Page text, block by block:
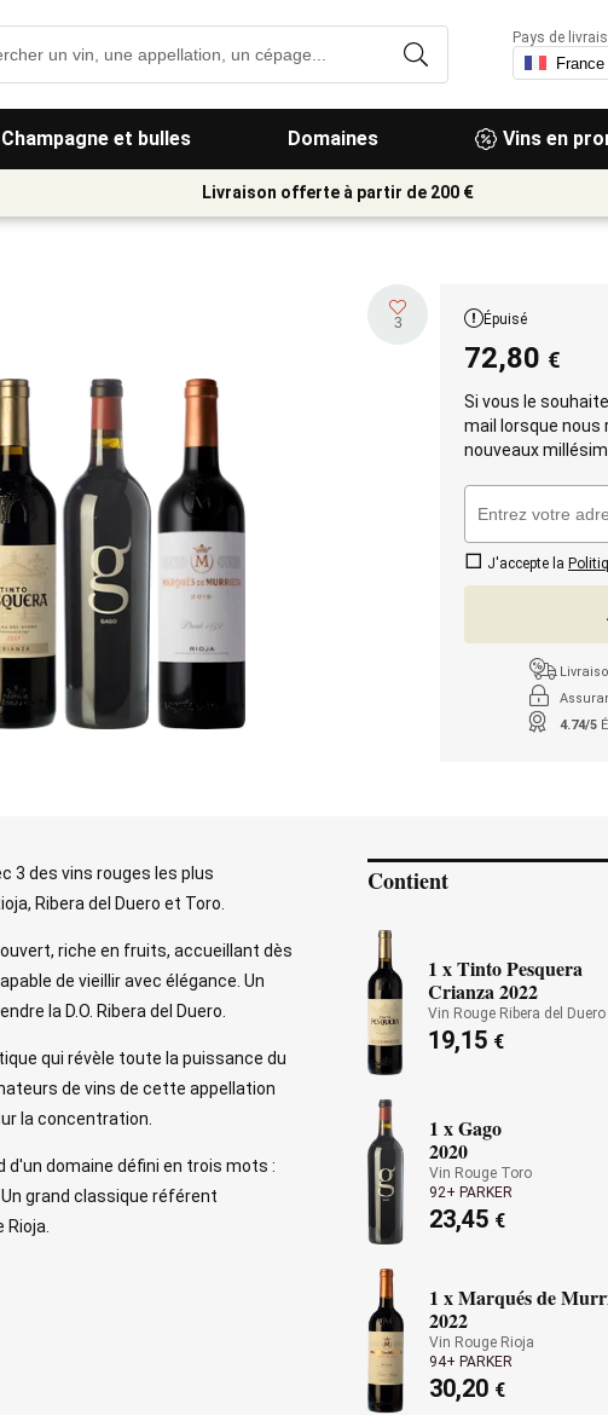
Champagne et bulles Domaines Vins en
Pays de
Livraison offerte à partir de 200 €
3 Épuisé
72,80 €
Si vous le
mail lorsque nous
nouveaux
J'accepte la
4.74/5
3 des vins rouges les plus
Ribera del Duero et Toro.
ouvert, riche en fruits, accueillant dès
de vieillir avec élégance. Un
la D.O. Ribera del Duero.
qui révèle toute la puissance du
de vins de cette appellation
la concentration.
d'un domaine défini en trois mots :
grand classique référent
Contient
1 x Tinto Pesquera
Crianza 2022
Vin Rouge Ribera del Duero
19,15 €
1 x Gago
2020
Vin Rouge Toro
92+ PARKER
23,45 €
1 x Marqués de
2022
Vin Rouge Rioja
94+ PARKER
30,20 €